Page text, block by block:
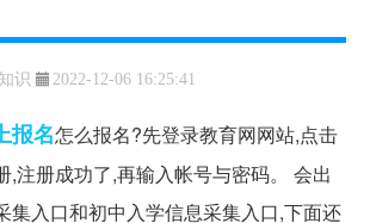
识 2022-12-06 16:25:41
报名怎么报名?先登录教育网网站,点击
,注册成功了,再输入帐号与密码。 会出
集入口和初中入学信息采集入口,下面还